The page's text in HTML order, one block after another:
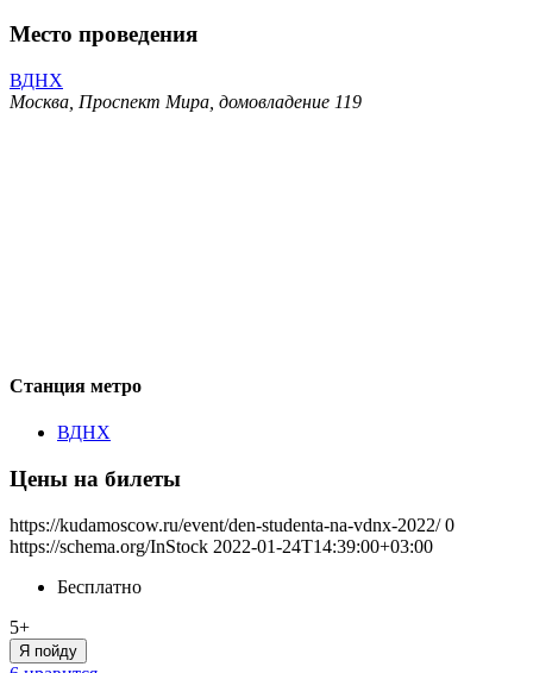
Место проведения
ВДНХ
Москва, Проспект Мира, домовладение 119
Станция метро
ВДНХ
Цены на билеты
https://kudamoscow.ru/event/den-studenta-na-vdnx-2022/ 0
https://schema.org/InStock 2022-01-24T14:39:00+03:00
Бесплатно
5+
Я пойду